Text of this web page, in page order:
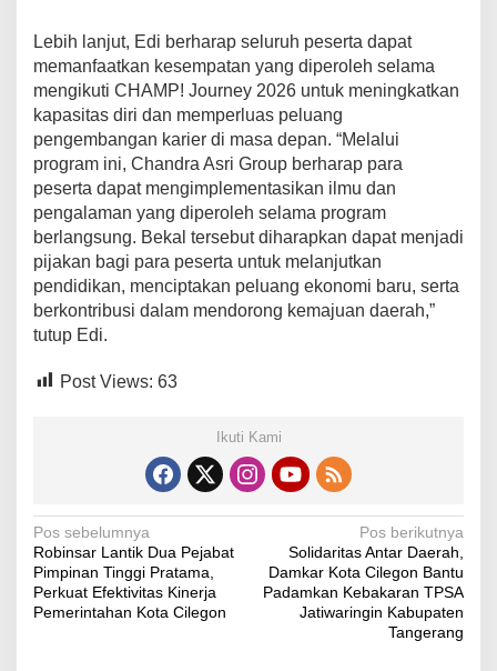
Lebih lanjut, Edi berharap seluruh peserta dapat
memanfaatkan kesempatan yang diperoleh selama
mengikuti CHAMP! Journey 2026 untuk meningkatkan
kapasitas diri dan memperluas peluang
pengembangan karier di masa depan. “Melalui
program ini, Chandra Asri Group berharap para
peserta dapat mengimplementasikan ilmu dan
pengalaman yang diperoleh selama program
berlangsung. Bekal tersebut diharapkan dapat menjadi
pijakan bagi para peserta untuk melanjutkan
pendidikan, menciptakan peluang ekonomi baru, serta
berkontribusi dalam mendorong kemajuan daerah,”
tutup Edi.
Post Views: 63
Ikuti Kami
N
a
v
Pos sebelumnya
Robinsar Lantik Dua Pejabat
Pimpinan Tinggi Pratama,
Perkuat Efektivitas Kinerja
Pemerintahan Kota Cilegon
Pos berikutnya
Solidaritas Antar Daerah,
Damkar Kota Cilegon Bantu
Padamkan Kebakaran TPSA
Jatiwaringin Kabupaten
Tangerang